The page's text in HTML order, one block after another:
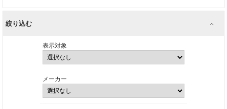
絞り込む
表示対象
メーカー